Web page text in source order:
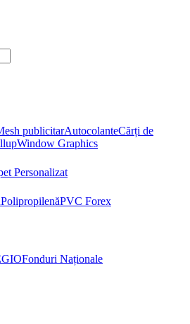
publicitarAutocolanteCărți de
Window Graphics
Personalizat
PolipropilenăPVC Forex
Fonduri Naționale